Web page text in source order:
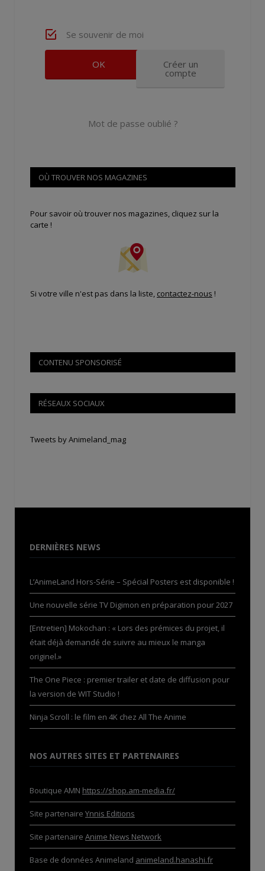
Se souvenir de moi
Créer un
compte
Mot de passe oublié ?
OÙ TROUVER NOS MAGAZINES
Pour savoir où trouver nos magazines, cliquez sur la
carte !
Si votre ville n'est pas dans la liste, contactez-nous !
CONTENU SPONSORISÉ
RÉSEAUX SOCIAUX
Tweets by Animeland_mag
DERNIÈRES NEWS
L’AnimeLand Hors-Série – Spécial Posters est disponible !
Une nouvelle série TV Digimon en préparation pour 2027
[Entretien] Mokochan : « Lors des prémices du projet, il
était déjà demandé de suivre au mieux le manga
originel.»
The One Piece : premier trailer et date de diffusion pour
la version de WIT Studio !
Ninja Scroll : le film en 4K chez All The Anime
NOS AUTRES SITES ET PARTENAIRES
Boutique AMN https://shop.am-media.fr/
Site partenaire Ynnis Editions
Site partenaire Anime News Network
Base de données Animeland animeland.hanashi.fr